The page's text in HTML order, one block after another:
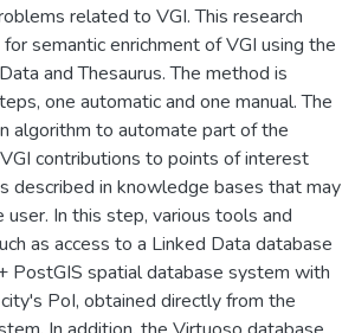
related to VGI. This research
semantic enrichment of VGI using the
and Thesaurus. The method is
one automatic and one manual. The
algorithm to automate part of the
contributions to points of interest
described in knowledge bases that may
In this step, various tools and
as access to a Linked Data database
PostGIS spatial database system with
PoI, obtained directly from the